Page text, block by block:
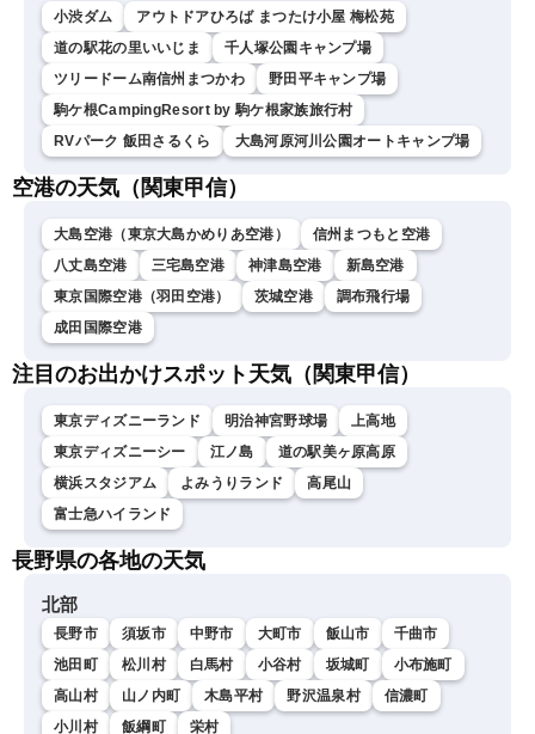
小渋ダム
アウトドアひろば まつたけ小屋 梅松苑
道の駅花の里いいじま
千人塚公園キャンプ場
ツリードーム南信州まつかわ
野田平キャンプ場
駒ケ根CampingResort by 駒ケ根家族旅行村
RVパーク 飯田さるくら
大島河原河川公園オートキャンプ場
空港の天気（関東甲信）
大島空港（東京大島かめりあ空港）
信州まつもと空港
八丈島空港
三宅島空港 神津島空港
新島空港
東京国際空港（羽田空港）
茨城空港
調布飛行場
成田国際空港
注目のお出かけスポット天気（関東甲信）
東京ディズニーランド 明治神宮野球場
上高地
東京ディズニーシー
江ノ島
道の駅美ヶ原高原
横浜スタジアム
よみうりランド
高尾山
富士急ハイランド
長野県の各地の天気
北部
長野市 須坂市 中野市 大町市 飯山市
千曲市
池田町
松川村 白馬村 小谷村 坂城町
小布施町
高山村
山ノ内町 木島平村 野沢温泉村
信濃町
小川村
飯綱町 栄村